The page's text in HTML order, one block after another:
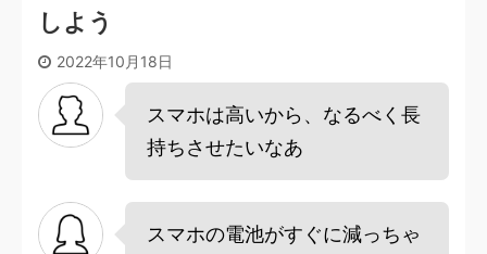
しよう
2022年10月18日
スマホは高いから、なるべく長
持ちさせたいなあ
スマホの電池がすぐに減っちゃ